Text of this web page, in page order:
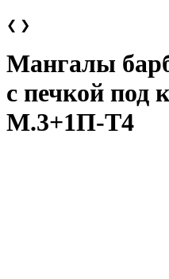
❮ ❯
Мангалы
с печкой под
М.3+1П-Т4